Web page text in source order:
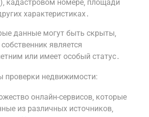
кадастровом номере‚ площади
характеристиках․
данные могут быть скрыты‚
является
или имеет особый статус․
проверки недвижимости:
онлайн-сервисов‚ которые
из различных источников‚